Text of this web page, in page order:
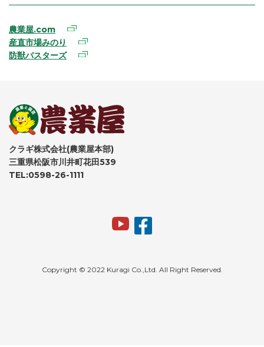
農業屋.com
産直市場みのり
防獣バスターズ
クラギ株式会社(農業屋本部)
三重県松阪市川井町花田539
TEL:0598-26-1111
Copyright © 2022 Kuragi Co.,Ltd. All Right Reserved.